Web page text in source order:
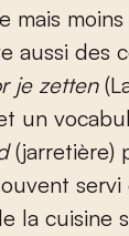
mais
aussi des
je zetten
un
(jarretière)
servi
la cuisine